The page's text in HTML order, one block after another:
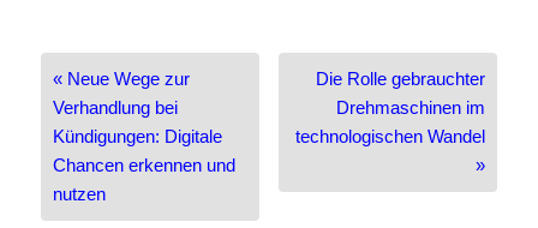
Beitragsnavigation
« Neue Wege zur
Verhandlung bei
Kündigungen: Digitale
Chancen erkennen und
nutzen
Die Rolle gebrauchter
Drehmaschinen im
technologischen Wandel
»